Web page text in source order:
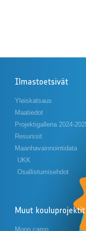
Ilmastoetsivät
Yleiskatsaus
Maatiedot
Projektigalleria 2024-
Resurssit
Maanhavainnointidata
UKK
Osallistumisehdot
Muut kouluprojektit
Moon camp